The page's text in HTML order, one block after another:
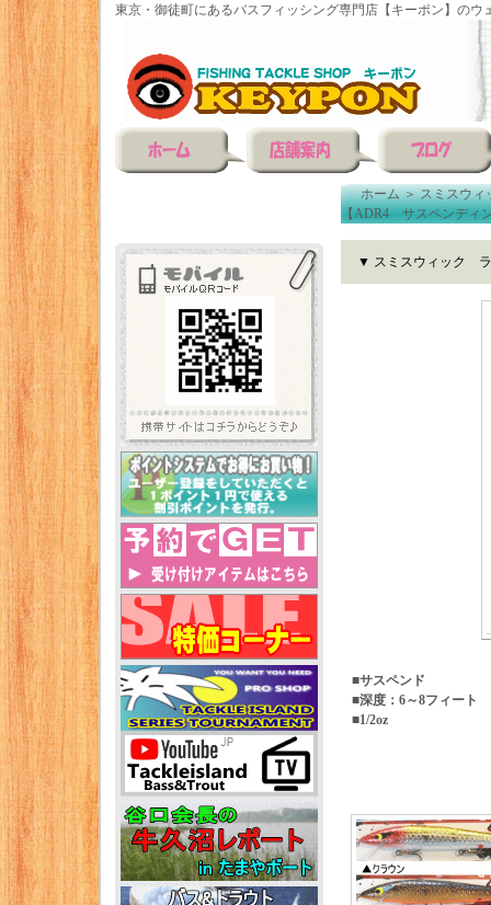
東京・御徒町にあるバスフィッシング専門店【キーポン】のウ
ホーム＞スミスウィ
【ADR4 サスペンディ
▼ スミスウィック
■サスペンド
■深度：6～8フィート
■1/2oz